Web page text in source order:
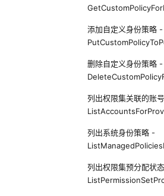
添加自定义身份策略 -
删除自定义身份策略 -
列出权限集关联的账
列出系统身份策略 -
列出权限集预分配状